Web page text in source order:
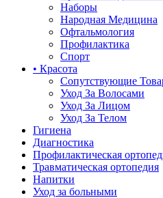
Наборы
Народная Медицина
Офтальмология
Профилактика
Спорт
• Красота
Сопутствующие
Уход За Волосами
Уход За Лицом
Уход За Телом
Гигиена
Диагностика
Профилактическая
Травматическая ортопедия
Напитки
Уход за больными